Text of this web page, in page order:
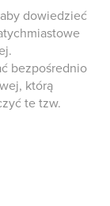
dowiedzieć
bezpośrednio
którą
te tzw.